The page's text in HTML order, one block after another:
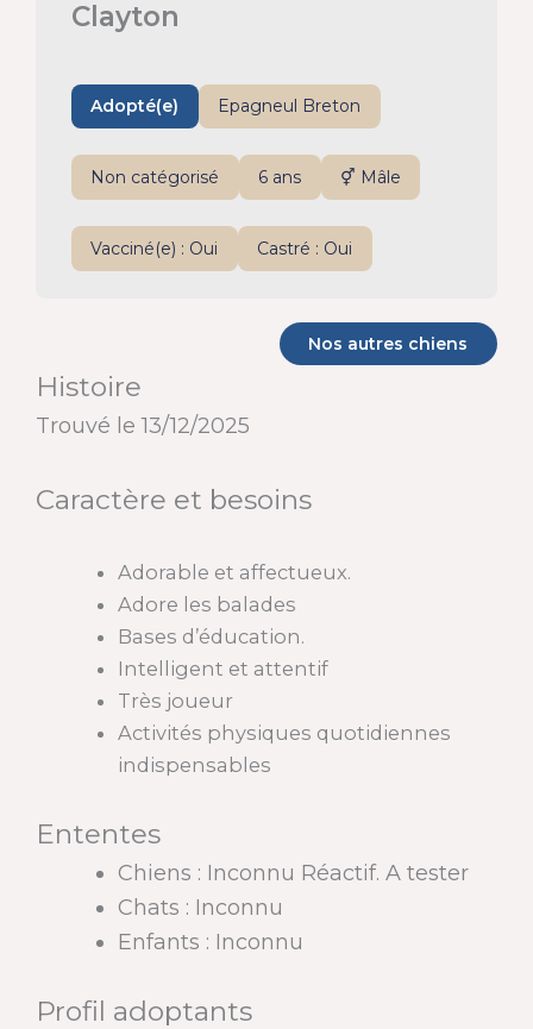
Clayton
Adopté(e) Epagneul Breton
Non catégorisé 6 ans ⚥ Mâle
Vacciné(e) : Oui Castré : Oui
Nos autres chiens
Histoire
Trouvé le 13/12/2025
Caractère et besoins
Adorable et affectueux.
Adore les balades
Bases d’éducation.
Intelligent et attentif
Très joueur
Activités physiques quotidiennes
indispensables
Ententes
Chiens : Inconnu Réactif. A tester
Chats : Inconnu
Enfants : Inconnu
Profil adoptants